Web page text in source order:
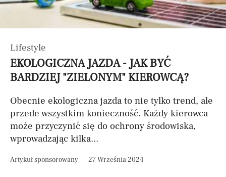
Lifestyle
EKOLOGICZNA JAZDA - JAK BYĆ
BARDZIEJ "ZIELONYM" KIEROWCĄ?
Obecnie ekologiczna jazda to nie tylko trend, ale
przede wszystkim konieczność. Każdy kierowca
może przyczynić się do ochrony środowiska,
wprowadzając kilka...
Artykuł sponsorowany 27 Września 2024